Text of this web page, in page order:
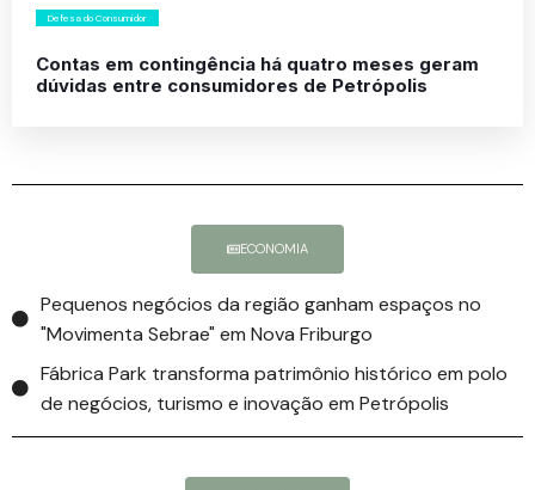
Defesa do Consumidor
Contas em contingência há quatro meses geram
dúvidas entre consumidores de Petrópolis
ECONOMIA
Pequenos negócios da região ganham espaços no
"Movimenta Sebrae" em Nova Friburgo
Fábrica Park transforma patrimônio histórico em polo
de negócios, turismo e inovação em Petrópolis